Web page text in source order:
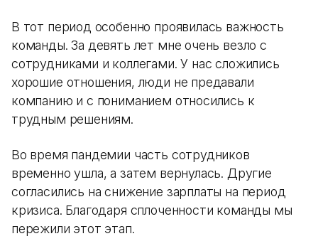
В тот период особенно проявилась важность
команды. За девять лет мне очень везло с
сотрудниками и коллегами. У нас сложились
хорошие отношения, люди не предавали
компанию и с пониманием относились к
трудным решениям.
Во время пандемии часть сотрудников
временно ушла, а затем вернулась. Другие
согласились на снижение зарплаты на период
кризиса. Благодаря сплоченности команды мы
пережили этот этап.